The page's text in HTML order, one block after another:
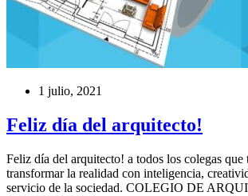
1 julio, 2021
Feliz día del arquitecto!
Feliz día del arquitecto! a todos los colegas que
transformar la realidad con inteligencia,
servicio de la sociedad. COLEGIO DE